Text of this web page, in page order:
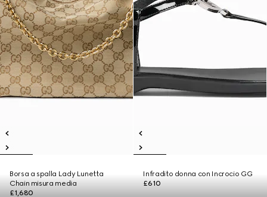
Borsa a spalla Lady Lunetta
Chain misura media
£1,680
Infradito donna con Incrocio GG
£610